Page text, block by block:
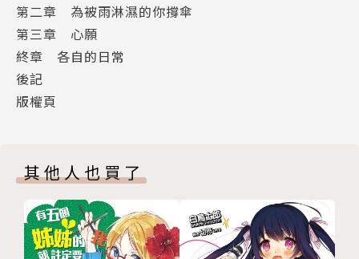
第二章 為被雨淋濕的你撐傘
第三章 心願
終章 各自的日常
後記
版權頁
其他人也買了